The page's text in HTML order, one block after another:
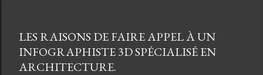
LES RAISONS DE FAIRE APPEL À UN
INFOGRAPHISTE 3D SPÉCIALISÉ EN
ARCHITECTURE.